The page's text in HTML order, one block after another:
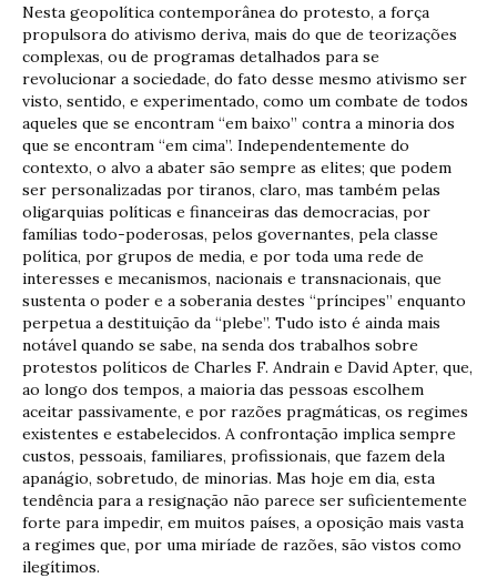
Nesta geopolítica contemporânea do protesto, a força
propulsora do ativismo deriva, mais do que de teorizações
complexas, ou de programas detalhados para se
revolucionar a sociedade, do fato desse mesmo ativismo ser
visto, sentido, e experimentado, como um combate de todos
aqueles que se encontram “em baixo” contra a minoria dos
que se encontram “em cima”. Independentemente do
contexto, o alvo a abater são sempre as elites; que podem
ser personalizadas por tiranos, claro, mas também pelas
oligarquias políticas e financeiras das democracias, por
famílias todo-poderosas, pelos governantes, pela classe
política, por grupos de media, e por toda uma rede de
interesses e mecanismos, nacionais e transnacionais, que
sustenta o poder e a soberania destes “príncipes” enquanto
perpetua a destituição da “plebe”. Tudo isto é ainda mais
notável quando se sabe, na senda dos trabalhos sobre
protestos políticos de Charles F. Andrain e David Apter, que,
ao longo dos tempos, a maioria das pessoas escolhem
aceitar passivamente, e por razões pragmáticas, os regimes
existentes e estabelecidos. A confrontação implica sempre
custos, pessoais, familiares, profissionais, que fazem dela
apanágio, sobretudo, de minorias. Mas hoje em dia, esta
tendência para a resignação não parece ser suficientemente
forte para impedir, em muitos países, a oposição mais vasta
a regimes que, por uma miríade de razões, são vistos como
ilegítimos.